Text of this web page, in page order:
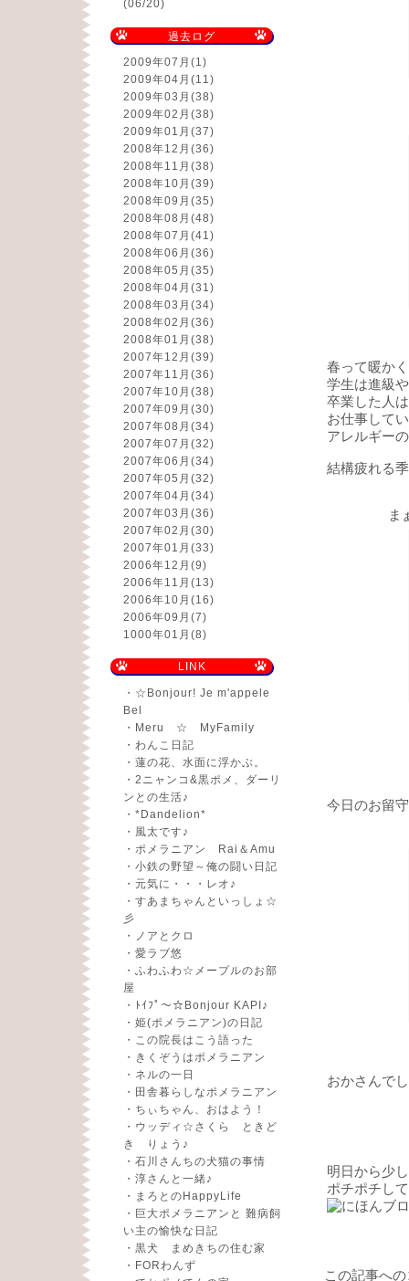
(06/20)
過去ログ
2009年07月 (1)
2009年04月 (11)
2009年03月 (38)
2009年02月 (38)
2009年01月 (37)
2008年12月 (36)
2008年11月 (38)
2008年10月 (39)
2008年09月 (35)
2008年08月 (48)
2008年07月 (41)
2008年06月 (36)
2008年05月 (35)
2008年04月 (31)
2008年03月 (34)
2008年02月 (36)
2008年01月 (38)
2007年12月 (39)
2007年11月 (36)
2007年10月 (38)
2007年09月 (30)
2007年08月 (34)
2007年07月 (32)
2007年06月 (34)
2007年05月 (32)
2007年04月 (34)
2007年03月 (36)
2007年02月 (30)
2007年01月 (33)
2006年12月 (9)
2006年11月 (13)
2006年10月 (16)
2006年09月 (7)
1000年01月 (8)
LINK
・ ☆Bonjour! Je m'appele
Bel
・ Meru ☆ MyFamily
・ わんこ日記
・ 蓮の花、水面に浮かぶ。
・ 2ニャンコ&黒ポメ、ダーリ
ンとの生活♪
・ *Dandelion*
・ 風太です♪
・ ポメラニアン Rai＆Amu
・ 小鉄の野望～俺の闘い日記
・ 元気に・・・レオ♪
・ すあまちゃんといっしょ☆
彡
・ ノアとクロ
・ 愛ラブ悠
・ ふわふわ☆メープルのお部
屋
・
ﾄｲﾌﾟ～☆Bonjour KAPI♪
・ 姫(ポメラニアン)の日記
・ この院長はこう語った
・ きくぞうはポメラニアン
・ ネルの一日
・ 田舎暮らしなポメラニアン
・ ちぃちゃん、おはよう！
・ ウッディ☆さくら ときど
き りょう♪
・ 石川さんちの犬猫の事情
・ 淳さんと一緒♪
・ まろとのHappyLife
・ 巨大ポメラニアンと 難病飼
い主の愉快な日記
・ 黒犬 まめきちの住む家
・ FORわんず
春って暖か
学生は進級
卒業した人
お仕事して
アレルギー
結構疲れる
ま
今日のお留
おかさんで
明日から少
ポチポチし
この記事へ